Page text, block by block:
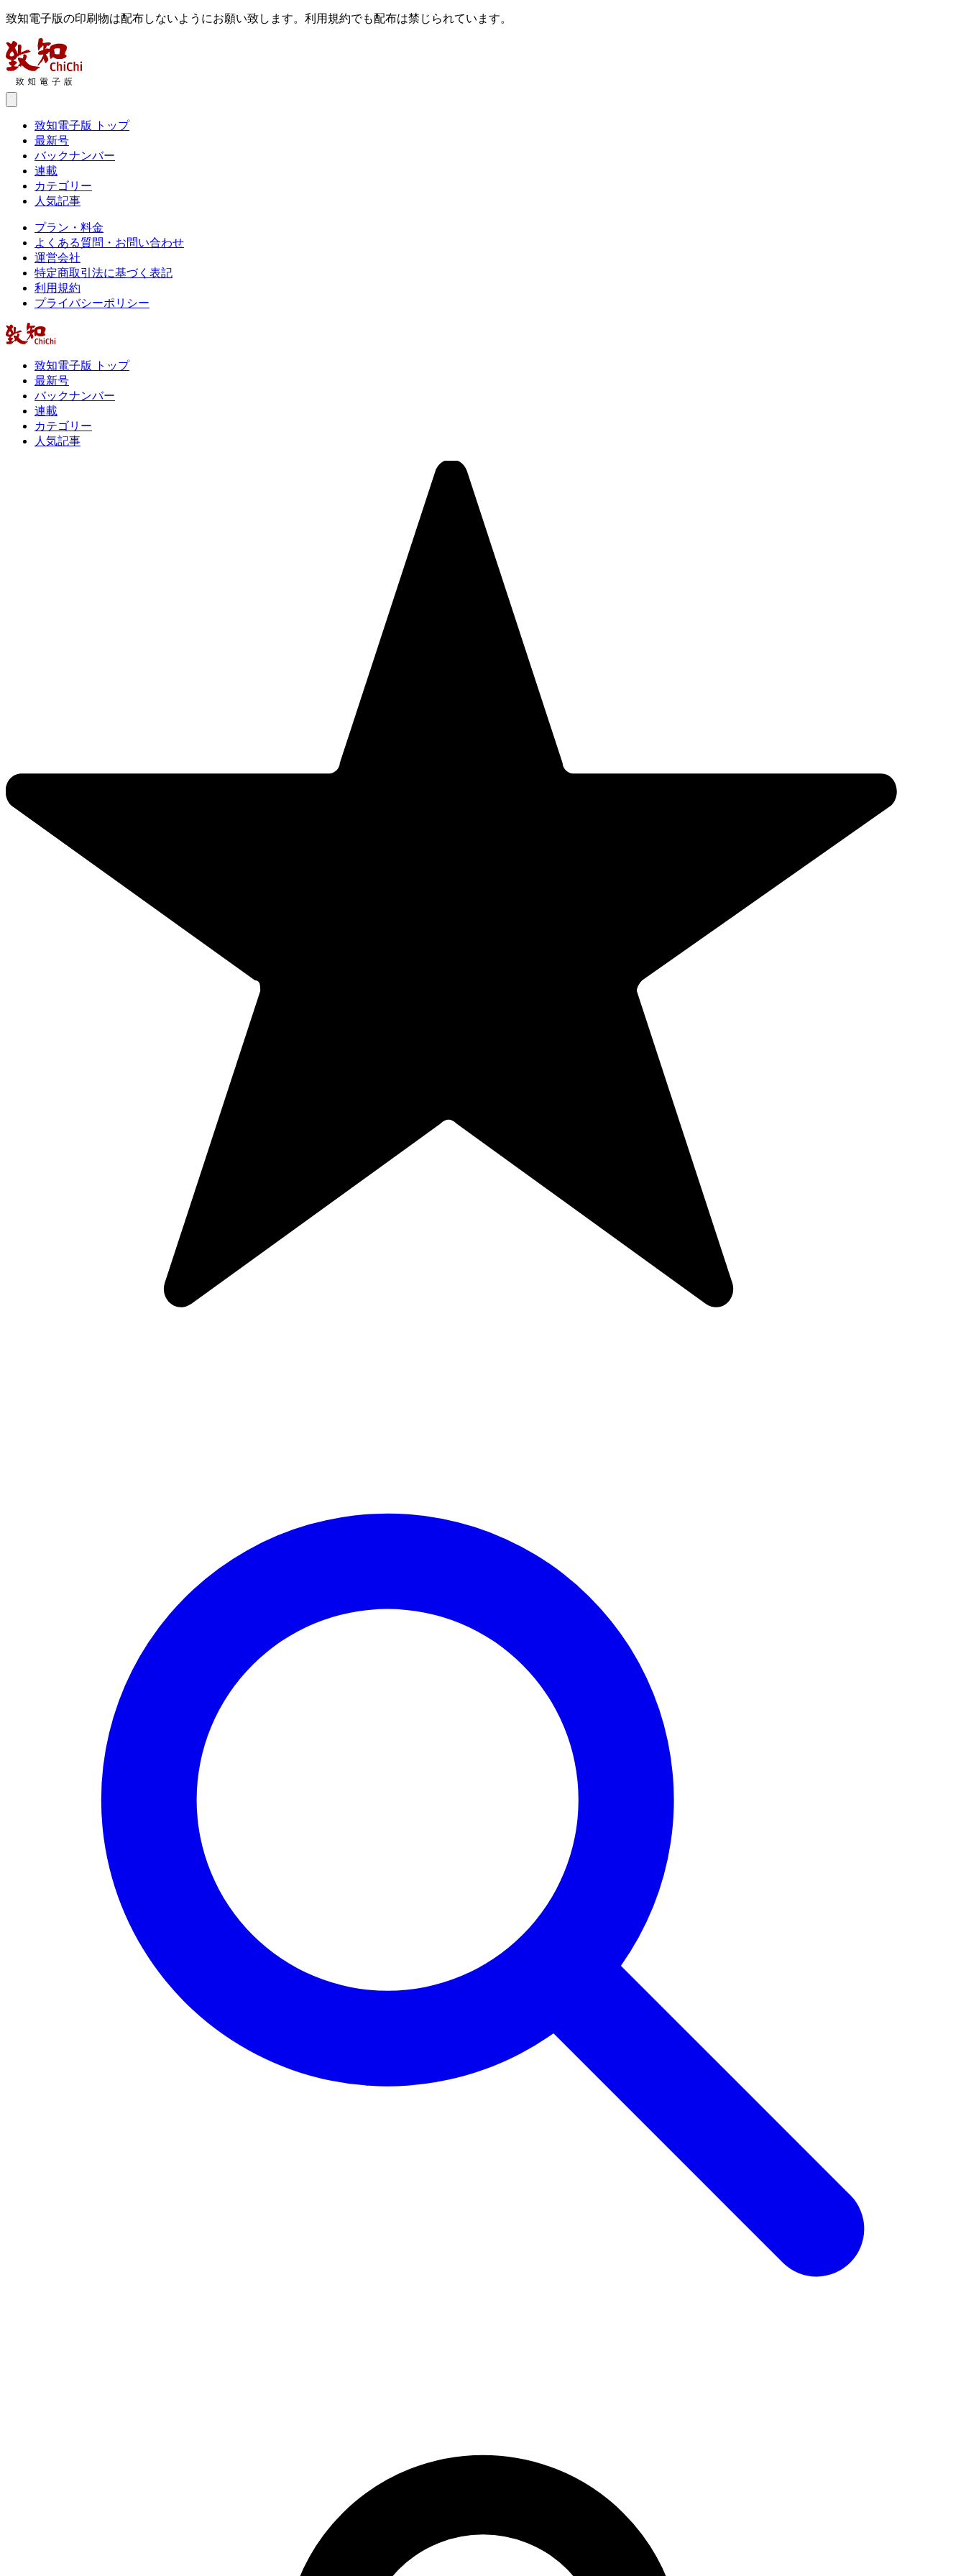
致知電子版の印刷物は配布しないようにお願い致します。利用規約でも配布は禁じられています。
致知電子版 トップ
最新号
バックナンバー
連載
カテゴリー
人気記事
プラン・料金
よくある質問・お問い合わせ
運営会社
特定商取引法に基づく表記
利用規約
プライバシーポリシー
致知電子版 トップ
最新号
バックナンバー
連載
カテゴリー
人気記事